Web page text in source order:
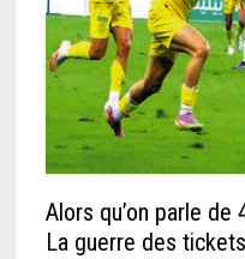
Alors qu’on parle
La guerre des